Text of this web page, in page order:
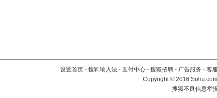
设置首页 - 搜狗输入法 - 支付中心 - 搜狐招聘 - 广告服务 - 客
Copyright©2016
搜狐不良信息举